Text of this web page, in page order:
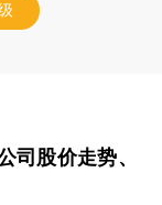
司股价走势、